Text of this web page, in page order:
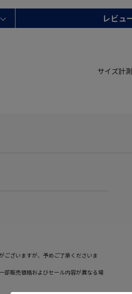
レビュ
サイズ計
ございますが、予めご了承くださいま
部販売価格およびセール内容が異なる場